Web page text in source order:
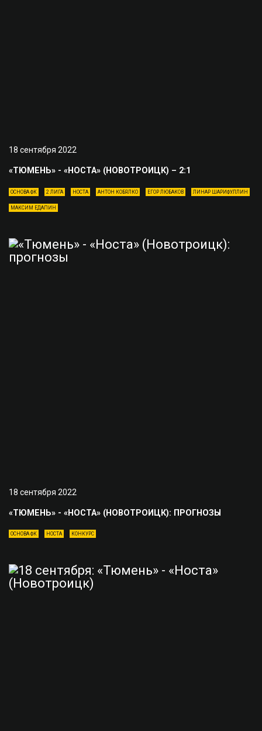
18 сентября 2022
«ТЮМЕНЬ» - «НОСТА» (НОВОТРОИЦК) – 2:1
ОСНОВА ФК 2 ЛИГА НОСТА АНТОН КОБЯЛКО ЕГОР ЛЮБАКОВ ЛИНАР ШАРИФУЛЛИН
МАКСИМ ЕДАПИН
18 сентября 2022
«ТЮМЕНЬ» - «НОСТА» (НОВОТРОИЦК): ПРОГНОЗЫ
ОСНОВА ФК НОСТА КОНКУРС